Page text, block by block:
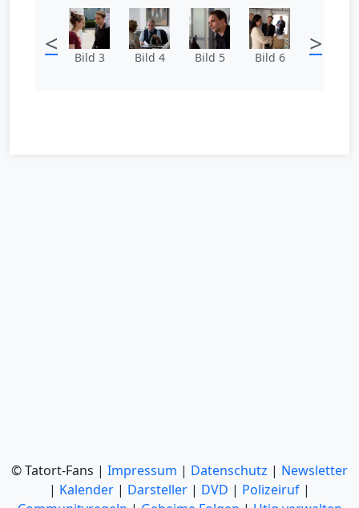
< Bild 3 Bild 4 Bild 5 Bild 6 >
© Tatort-Fans | Impressum | Datenschutz | Newsletter
| Kalender | Darsteller | DVD | Polizeiruf |